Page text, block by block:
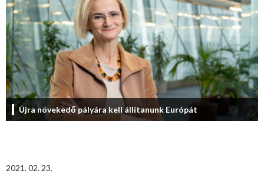
Újra növekedő pályára kell állítanunk Európát
2021. 02. 23.